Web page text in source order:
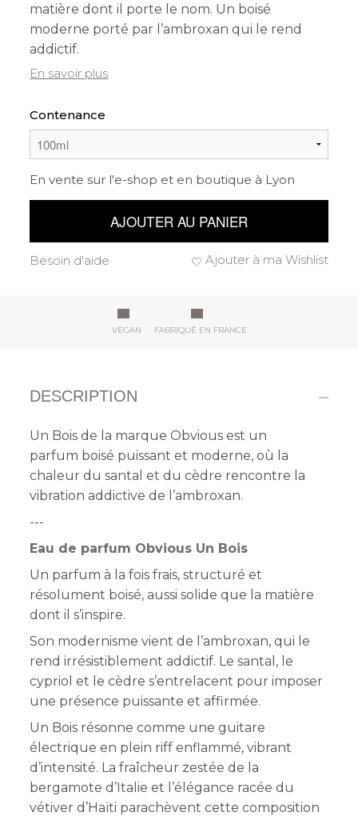
matière dont il porte le nom. Un boisé
moderne porté par l’ambroxan qui le rend
addictif.
En savoir plus
Contenance
En vente sur l'e-shop et en boutique à Lyon
AJOUTER AU PANIER
Ajouter à ma Wishlist
Besoin d'aide
VEGAN FABRIQUÉ EN FRANCE
DESCRIPTION
Un Bois de la marque Obvious est un
parfum boisé puissant et moderne, où la
chaleur du santal et du cèdre rencontre la
vibration addictive de l’ambroxan.
---
Eau de parfum Obvious Un Bois
Un parfum à la fois frais, structuré et
résolument boisé, aussi solide que la matière
dont il s’inspire.
Son modernisme vient de l’ambroxan, qui le
rend irrésistiblement addictif. Le santal, le
cypriol et le cèdre s’entrelacent pour imposer
une présence puissante et affirmée.
Un Bois résonne comme une guitare
électrique en plein riff enflammé, vibrant
d’intensité. La fraîcheur zestée de la
bergamote d’Italie et l’élégance racée du
vétiver d’Haïti parachèvent cette composition